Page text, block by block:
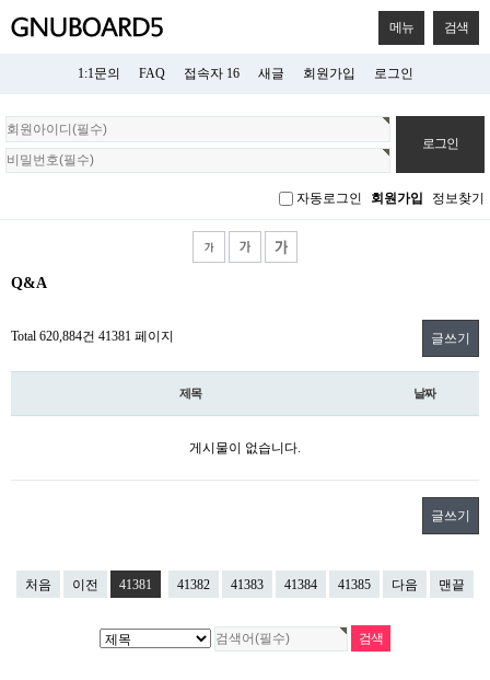
메뉴 검색
1:1문의 FAQ 접속자 16 새글 회원가입 로그인
회
원
로
자동로그인 회원가입 정보찾기
Q&A
Total 620,884건 41381 페이지 글쓰기
제목 날짜
게시물이 없습니다.
글쓰기
처음 이전 41381 41382 41383 41384 41385 다음 맨끝